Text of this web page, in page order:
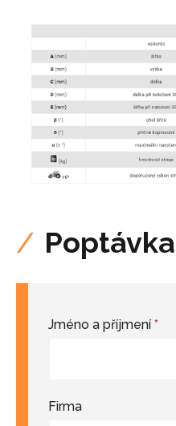
Poptávka
Jméno a příjmení *
Firma